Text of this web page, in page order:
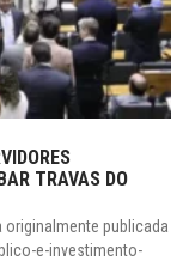
TRAVAS DO
originalmente publicada
e-investimento-